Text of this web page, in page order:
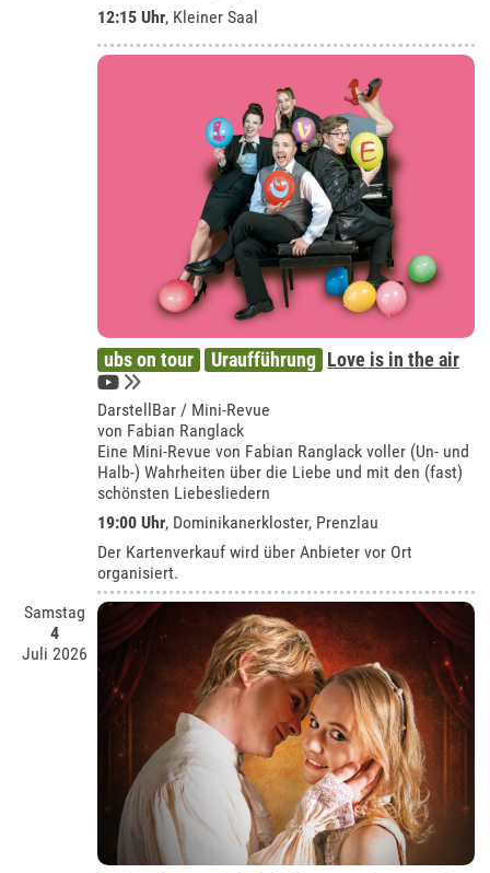
12:15 Uhr, Kleiner Saal
ubs on tour Uraufführung Love is in the air
DarstellBar / Mini-Revue
von Fabian Ranglack
Eine Mini-Revue von Fabian Ranglack voller (Un- und
Halb-) Wahrheiten über die Liebe und mit den (fast)
schönsten Liebesliedern
19:00 Uhr, Dominikanerkloster, Prenzlau
Der Kartenverkauf wird über Anbieter vor Ort
organisiert.
Samstag
4
Juli 2026